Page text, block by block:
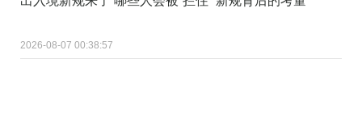
2026-08-07 00:38:57